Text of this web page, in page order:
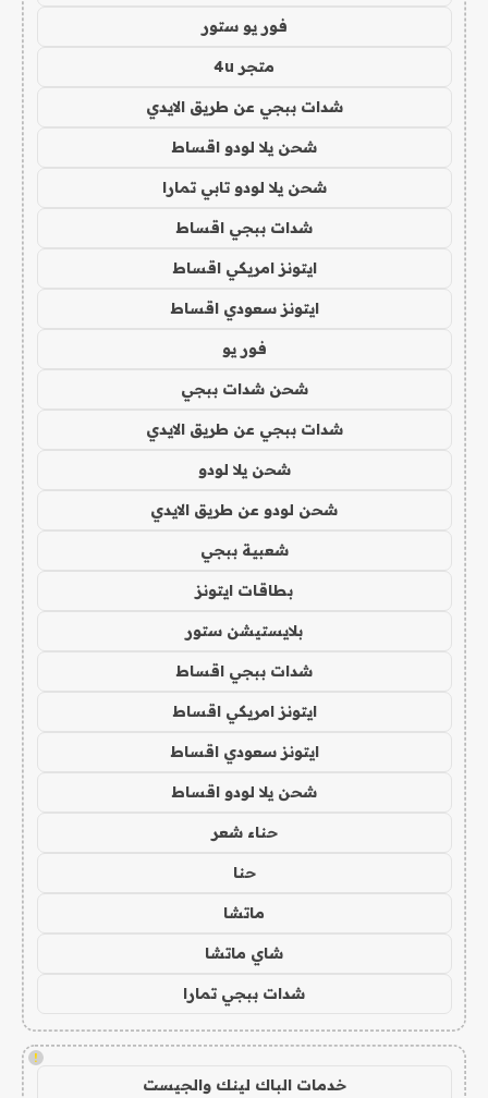
فور يو ستور
متجر 4u
شدات ببجي عن طريق الايدي
شحن يلا لودو اقساط
شحن يلا لودو تابي تمارا
شدات ببجي اقساط
ايتونز امريكي اقساط
ايتونز سعودي اقساط
فور يو
شحن شدات ببجي
شدات ببجي عن طريق الايدي
شحن يلا لودو
شحن لودو عن طريق الايدي
شعبية ببجي
بطاقات ايتونز
بلايستيشن ستور
شدات ببجي اقساط
ايتونز امريكي اقساط
ايتونز سعودي اقساط
شحن يلا لودو اقساط
حناء شعر
حنا
ماتشا
شاي ماتشا
شدات ببجي تمارا
!
خدمات الباك لينك والجيست